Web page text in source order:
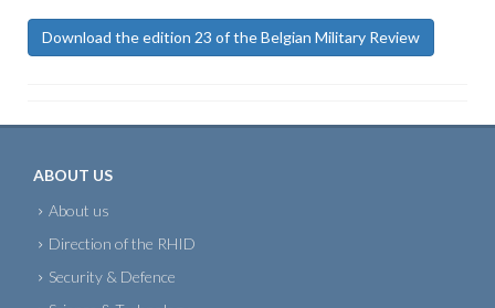
Download the edition 23 of the Belgian Military Review
ABOUT US
About us
Direction of the RHID
Security & Defence